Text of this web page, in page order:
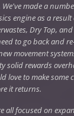
We've made a
engine as a result
Dry Top,
to go back and
movement
solid rewards
love to make some
it returns.
all focused on